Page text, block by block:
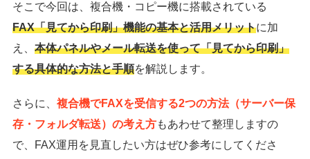
そこで今回は、複合機・コピー機に搭載されている
FAX「見てから印刷」機能の基本と活用メリットに加
え、 本体パネルやメール転送を使って「見てから印刷」
する具体的な方法と手順を解説します。
さらに、 複合機でFAXを受信する2つの方法（サーバー保
存・フォルダ転送）の考え方もあわせて整理しますの
で、FAX運用を見直したい方はぜひ参考にしてくださ